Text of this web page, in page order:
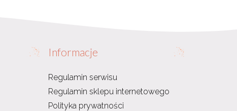
Informacje
Regulamin serwisu
Regulamin sklepu internetowego
Polityka prywatności